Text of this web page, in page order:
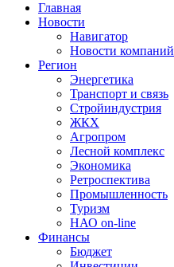
Главная
Новости
Навигатор
Новости компаний
Регион
Энергетика
Транспорт и связь
Стройиндустрия
ЖКХ
Агропром
Лесной комплекс
Экономика
Ретроспектива
Промышленность
Туризм
НАО on-line
Финансы
Бюджет